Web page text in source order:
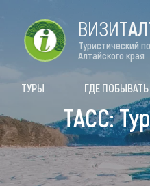
Форум VISIT ALTAI
Туры
ВИЗИТ
Туристический
Алтайского края
ТУРЫ ГДЕ ПОБЫВАТЬ
ТАСС: